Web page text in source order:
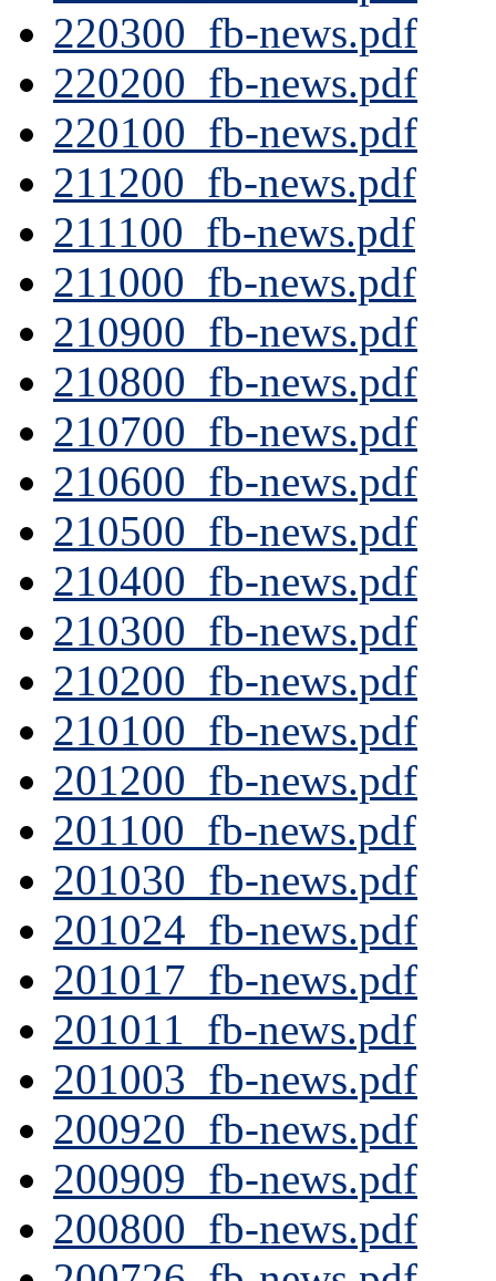
220300_fb-news.pdf
220200_fb-news.pdf
220100_fb-news.pdf
211200_fb-news.pdf
211100_fb-news.pdf
211000_fb-news.pdf
210900_fb-news.pdf
210800_fb-news.pdf
210700_fb-news.pdf
210600_fb-news.pdf
210500_fb-news.pdf
210400_fb-news.pdf
210300_fb-news.pdf
210200_fb-news.pdf
210100_fb-news.pdf
201200_fb-news.pdf
201100_fb-news.pdf
201030_fb-news.pdf
201024_fb-news.pdf
201017_fb-news.pdf
201011_fb-news.pdf
201003_fb-news.pdf
200920_fb-news.pdf
200909_fb-news.pdf
200800_fb-news.pdf